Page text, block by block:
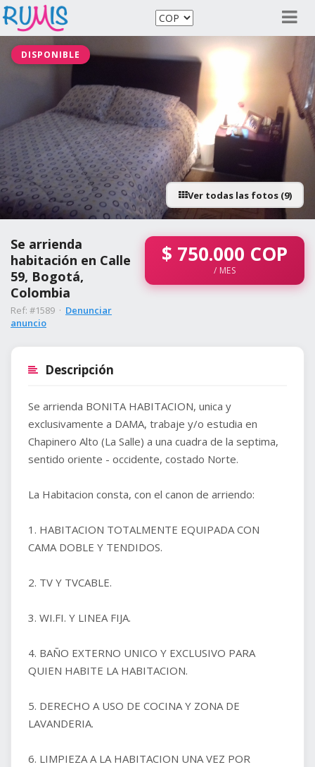
DISPONIBLE
Ver todas las fotos (9)
Se arrienda
habitación en Calle
59, Bogotá,
Colombia
Ref: #1589 · Denunciar
anuncio
$ 750.000 COP
/ MES
Descripción
Se arrienda BONITA HABITACION, unica y
exclusivamente a DAMA, trabaje y/o estudia en
Chapinero Alto (La Salle) a una cuadra de la septima,
sentido oriente - occidente, costado Norte.
La Habitacion consta, con el canon de arriendo:
1. HABITACION TOTALMENTE EQUIPADA CON
CAMA DOBLE Y TENDIDOS.
2. TV Y TVCABLE.
3. WI.FI. Y LINEA FIJA.
4. BAÑO EXTERNO UNICO Y EXCLUSIVO PARA
QUIEN HABITE LA HABITACION.
5. DERECHO A USO DE COCINA Y ZONA DE
LAVANDERIA.
6. LIMPIEZA A LA HABITACION UNA VEZ POR